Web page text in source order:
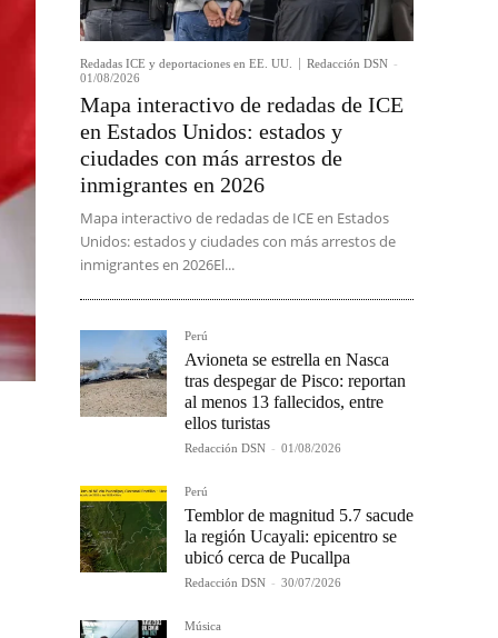
Redadas ICE y deportaciones en EE. UU. Redacción DSN -
01/08/2026
Mapa interactivo de redadas de ICE
en Estados Unidos: estados y
ciudades con más arrestos de
inmigrantes en 2026
Mapa interactivo de redadas de ICE en Estados
Unidos: estados y ciudades con más arrestos de
inmigrantes en 2026El...
Perú
Avioneta se estrella en Nasca
tras despegar de Pisco: reportan
al menos 13 fallecidos, entre
ellos turistas
Redacción DSN - 01/08/2026
Perú
Temblor de magnitud 5.7 sacude
la región Ucayali: epicentro se
ubicó cerca de Pucallpa
Redacción DSN - 30/07/2026
Música